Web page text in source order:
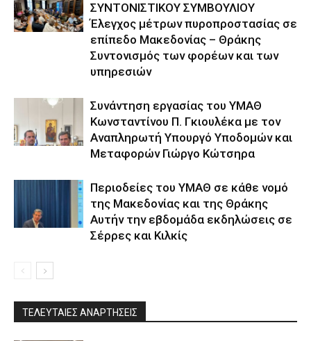
ΣΥΝΤΟΝΙΣΤΙΚΟΥ ΣΥΜΒΟΥΛΙΟΥ
Έλεγχος μέτρων πυροπροστασίας σε
επίπεδο Μακεδονίας – Θράκης
Συντονισμός των φορέων και των
υπηρεσιών
Συνάντηση εργασίας του ΥΜΑΘ
Κωνσταντίνου Π. Γκιουλέκα με τον
Αναπληρωτή Υπουργό Υποδομών και
Μεταφορών Γιώργο Κώτσηρα
Περιοδείες του ΥΜΑΘ σε κάθε νομό
της Μακεδονίας και της Θράκης
Αυτήν την εβδομάδα εκδηλώσεις σε
Σέρρες και Κιλκίς
ΤΕΛΕΥΤΑΙΕΣ ΑΝΑΡΤΗΣΕΙΣ